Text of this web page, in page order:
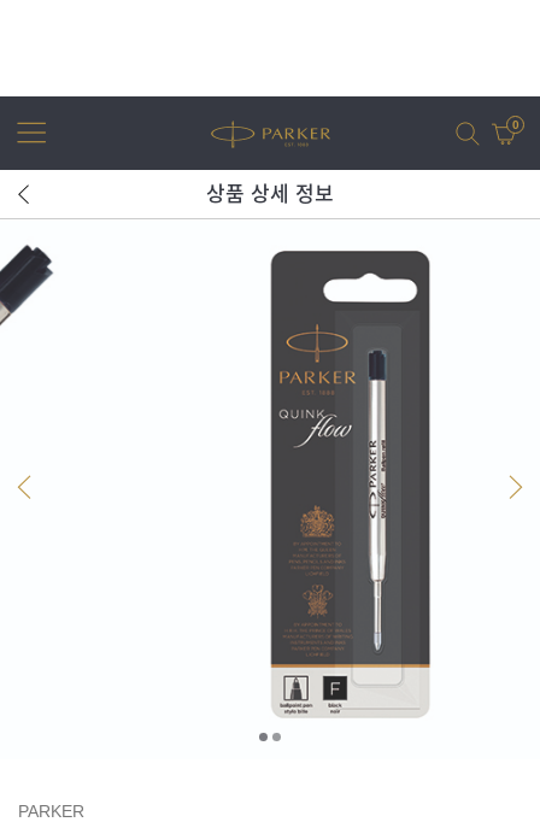
0
조터 XL
상품 상세 정보
PARKER